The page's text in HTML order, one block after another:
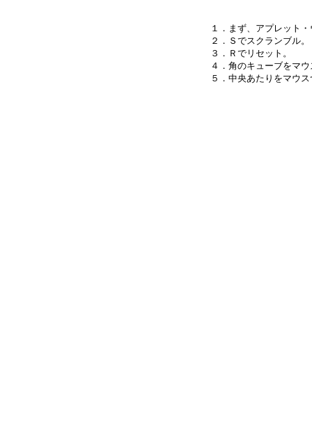
１．まず、アプレット
２．Ｓでスクランブル。
３．Ｒでリセット。
４．角のキューブをマ